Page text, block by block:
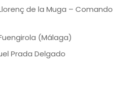
de la Muga – Comando
(Málaga)
Prada Delgado